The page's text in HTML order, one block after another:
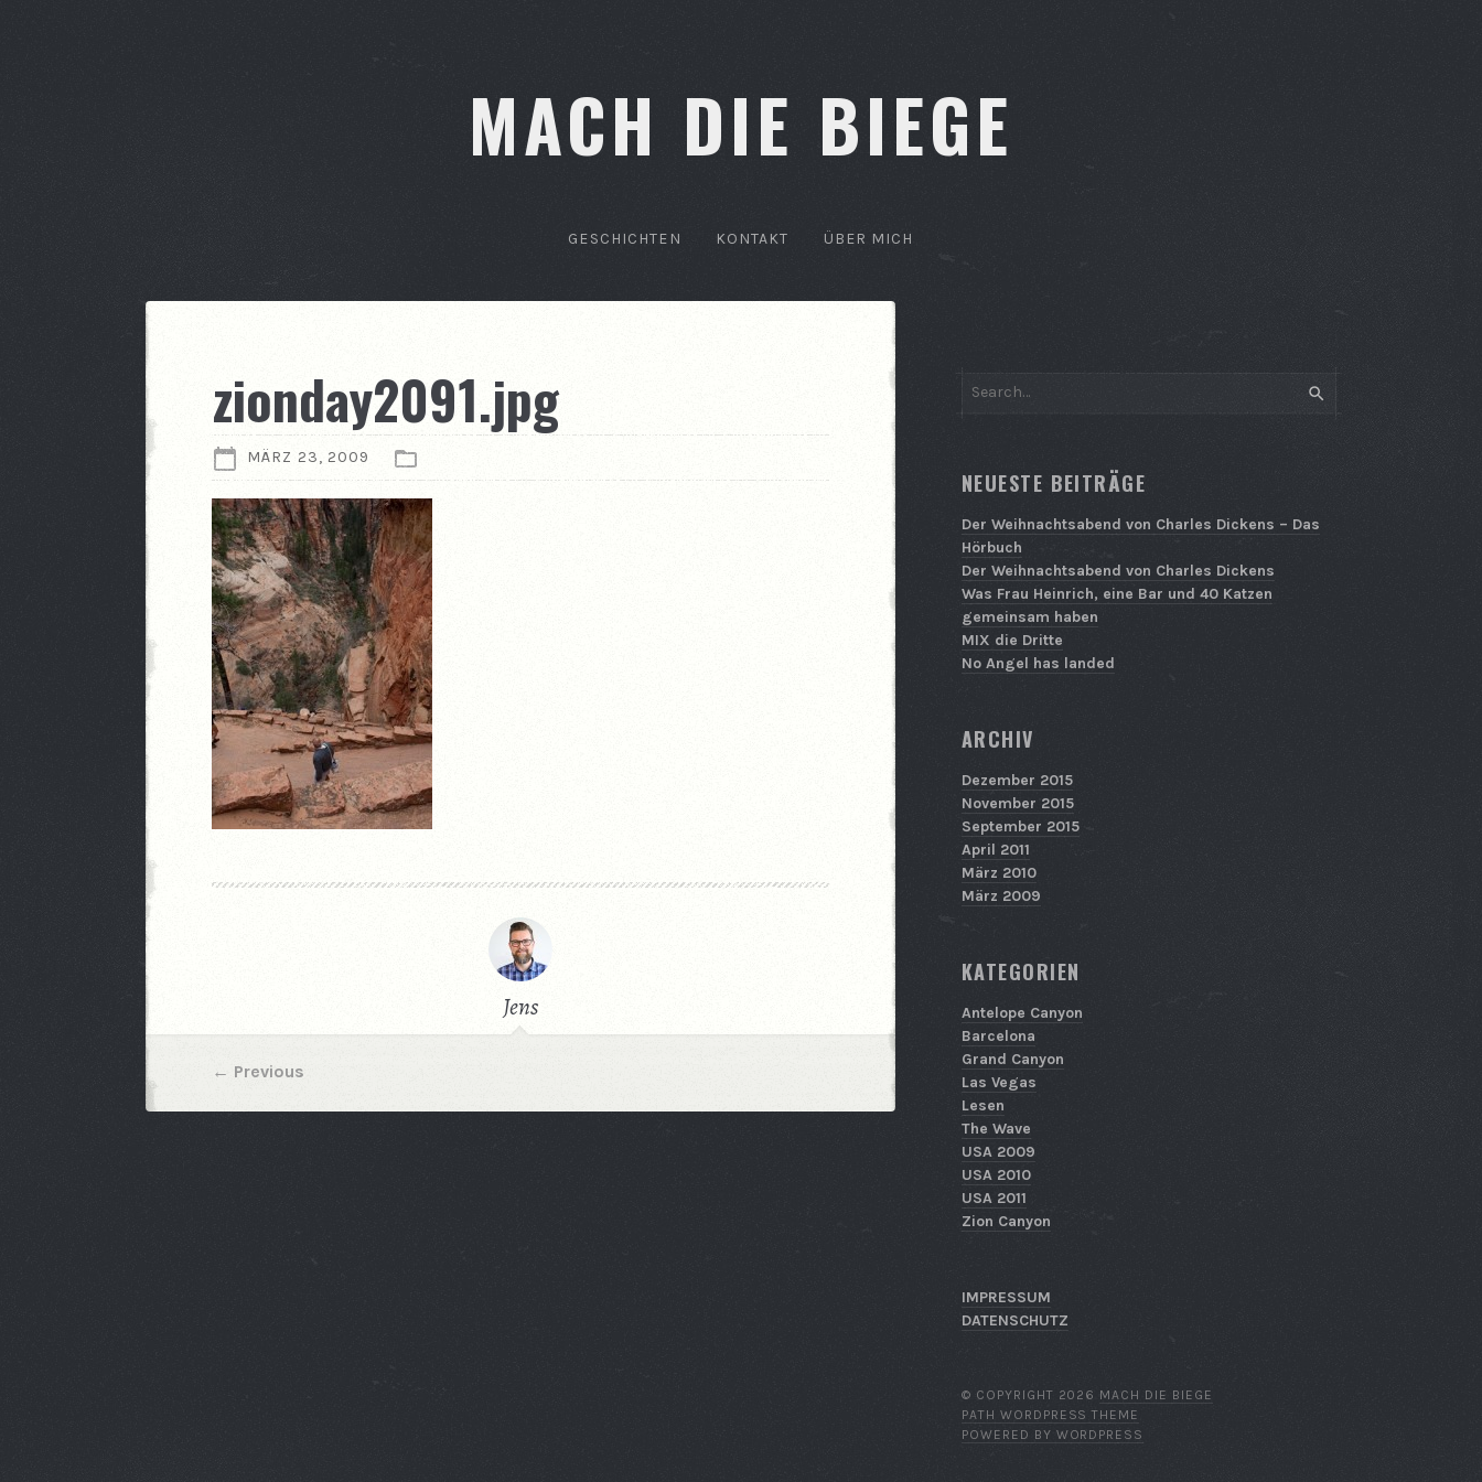
MACH DIE BIEGE
GESCHICHTEN KONTAKT ÜBER MICH
zionday2091.jpg
MÄRZ 23, 2009
Jens
← Previous
SEARCH
NEUESTE BEITRÄGE
Der Weihnachtsabend von Charles Dickens – Das
Hörbuch
Der Weihnachtsabend von Charles Dickens
Was Frau Heinrich, eine Bar und 40 Katzen
gemeinsam haben
MIX die Dritte
No Angel has landed
ARCHIV
Dezember 2015
November 2015
September 2015
April 2011
März 2010
März 2009
KATEGORIEN
Antelope Canyon
Barcelona
Grand Canyon
Las Vegas
Lesen
The Wave
USA 2009
USA 2010
USA 2011
Zion Canyon
IMPRESSUM
DATENSCHUTZ
© COPYRIGHT 2026 MACH DIE BIEGE
PATH WORDPRESS THEME
POWERED BY WORDPRESS